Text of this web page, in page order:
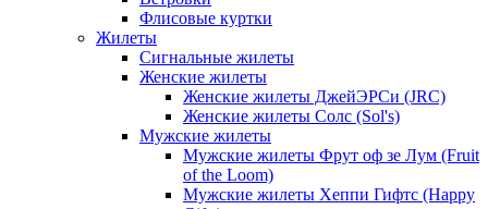
Флисовые куртки
Жилеты
Сигнальные жилеты
Женские жилеты
Женские жилеты ДжейЭРСи (JRC)
Женские жилеты Солс (Sol's)
Мужские жилеты
Мужские жилеты Фрут оф зе Лум (Fruit
of the Loom)
Мужские жилеты Хеппи Гифтс (Happy